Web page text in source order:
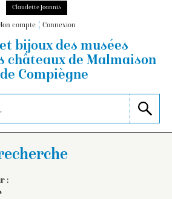
Claudette Joannis
compte Connexion
bijoux des musées
châteaux de Malmaison
Compiègne
: